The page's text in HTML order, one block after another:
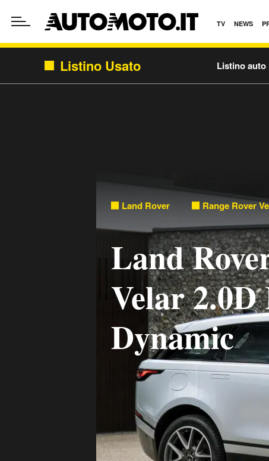
TV NEWS
Listino Usato Listino auto
Land Rover Range Rover
Land
Velar
Dynamic